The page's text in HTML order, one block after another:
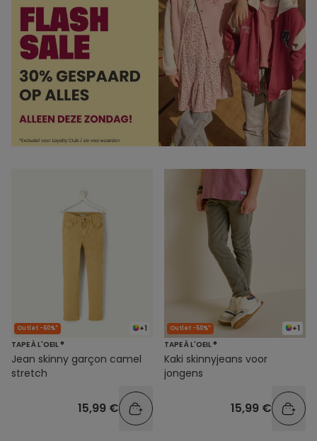
+1
Outlet -60%*
TAPE À L'OEIL ®
Jean skinny garçon camel
stretch
15,99 €
+1
Outlet -50%*
TAPE À L'OEIL ®
Kaki skinnyjeans voor
jongens
15,99 €